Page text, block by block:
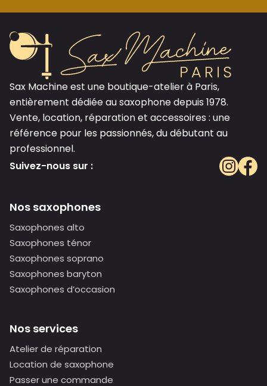
Sax Machine est une boutique-atelier à Paris,
entièrement dédiée au saxophone depuis 1978.
Vente, location, réparation et accessoires : une
référence pour les passionnés, du débutant au
professionnel.
Suivez-nous sur :
Nos saxophones
Saxophones alto
Saxophones ténor
Saxophones soprano
Saxophones baryton
Saxophones d’occasion
Nos services
Atelier de réparation
Location de saxophone
Passer une commande